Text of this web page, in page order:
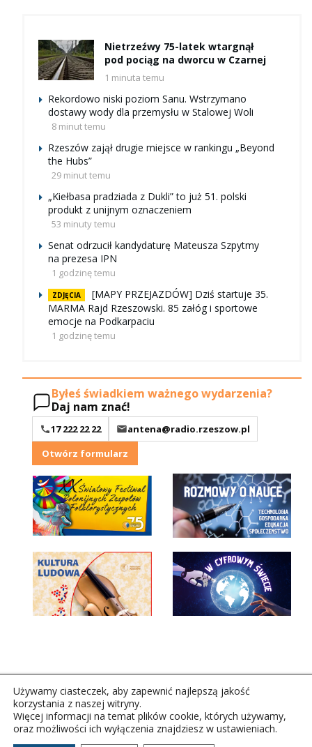
Nietrzeźwy 75-latek wtargnął
pod pociąg na dworcu w Czarnej
1 minuta temu
Rekordowo niski poziom Sanu. Wstrzymano
dostawy wody dla przemysłu w Stalowej Woli
8 minut temu
Rzeszów zajął drugie miejsce w rankingu „Beyond
the Hubs”
29 minut temu
„Kiełbasa pradziada z Dukli” to już 51. polski
produkt z unijnym oznaczeniem
53 minuty temu
Senat odrzucił kandydaturę Mateusza Szpytmy
na prezesa IPN
1 godzinę temu
ZDJĘCIA
[MAPY PRZEJAZDÓW] Dziś startuje 35.
MARMA Rajd Rzeszowski. 85 załóg i sportowe
emocje na Podkarpaciu
1 godzinę temu
Byłeś świadkiem ważnego wydarzenia?
Daj nam znać!
17 222 22 22
antena@radio.rzeszow.pl
Otwórz formularz
Copyright © 2026Polskie Radio Rzeszów S.A. w likwidacj.
Używamy ciasteczek, aby zapewnić najlepszą jakość
korzystania z naszej witryny.
Więcej informacji na temat plików cookie, których używamy,
oraz możliwości ich wyłączenia znajdziesz w ustawieniach.